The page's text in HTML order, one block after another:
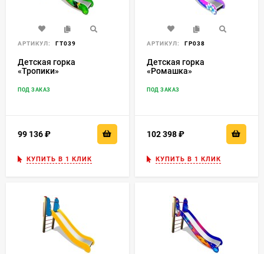
АРТИКУЛ: ГТ039
Детская горка
«Тропики»
ПОД ЗАКАЗ
99 136
КУПИТЬ В 1 КЛИК
АРТИКУЛ: ГР038
Детская горка
«Ромашка»
ПОД ЗАКАЗ
102 398
КУПИТЬ В 1 КЛИК